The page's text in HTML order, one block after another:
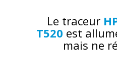
Le traceur
T520 est
mais ne